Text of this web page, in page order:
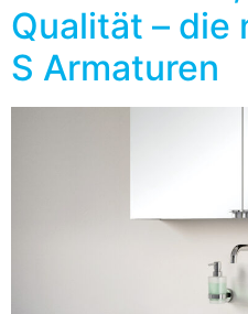
Qualität – die
S Armaturen